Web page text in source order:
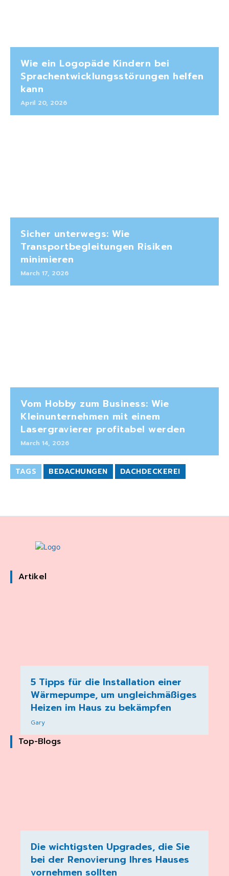
Wie ein Logopäde Kindern bei
Sprachentwicklungsstörungen helfen
kann
April 20, 2026
Sicher unterwegs: Wie
Transportbegleitungen Risiken
minimieren
March 17, 2026
Vom Hobby zum Business: Wie
Kleinunternehmen mit einem
Lasergravierer profitabel werden
March 14, 2026
TAGS BEDACHUNGEN DACHDECKEREI
Artikel
5 Tipps für die Installation einer
Wärmepumpe, um ungleichmäßiges
Heizen im Haus zu bekämpfen
Gary
Top-Blogs
Die wichtigsten Upgrades, die Sie
bei der Renovierung Ihres Hauses
vornehmen sollten